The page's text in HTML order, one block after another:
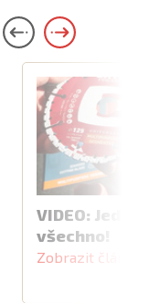
VIDEO:
všechno!
Zobrazit článek